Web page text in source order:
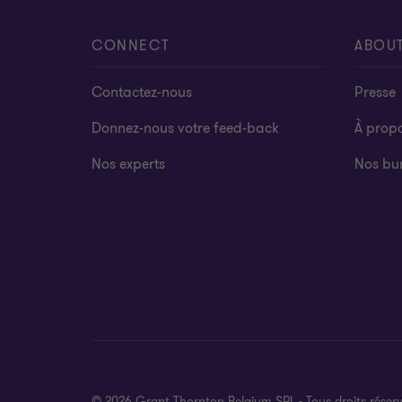
CONNECT
Contactez-nous
Donnez-nous votre feed-back
Nos experts
Presse
À
Nos